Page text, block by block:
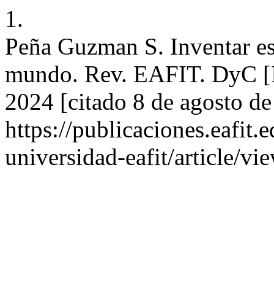
1.
Peña Guzman S. Inventar
mundo. Rev. EAFIT. DyC
2024 [citado 8 de agosto
https://
universidad-eafit/article/